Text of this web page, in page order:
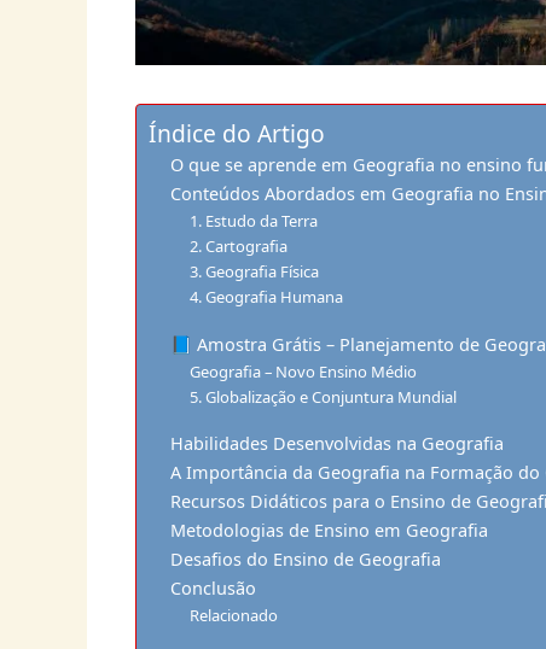
Índice do Artigo
O que se aprende em Geografia no ensino
Conteúdos Abordados em Geografia no
1. Estudo da Terra
2. Cartografia
3. Geografia Física
4. Geografia Humana
📘 Amostra Grátis – Planejamento de
Geografia – Novo Ensino Médio
5. Globalização e Conjuntura Mundial
Habilidades Desenvolvidas na Geografia
A Importância da Geografia na Formação do
Recursos Didáticos para o Ensino de
Metodologias de Ensino em Geografia
Desafios do Ensino de Geografia
Conclusão
Relacionado